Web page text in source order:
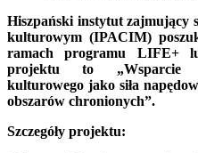
Hiszpański instytut zajmujący
kulturowym (IPACIM)
ramach programu LIFE+
projektu to „Wsparcie
kulturowego jako siła
obszarów chronionych”.
Szczegóły projektu: